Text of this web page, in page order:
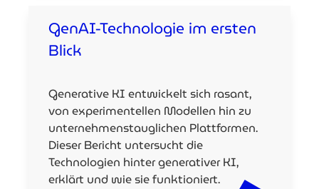
GenAI-Technologie im ersten
Blick
Generative KI entwickelt sich rasant,
von experimentellen Modellen hin zu
unternehmenstauglichen Plattformen.
Dieser Bericht untersucht die
Technologien hinter generativer KI,
erklärt und wie sie funktioniert.